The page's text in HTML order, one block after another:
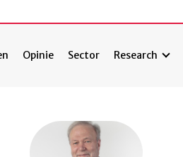
Opinie Sector Research